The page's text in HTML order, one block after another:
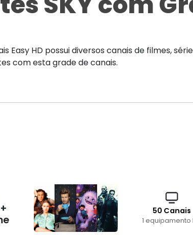
Easy HD possui diversos canais de filmes,
com esta grade de canais.
50 Canais
1 equipamento